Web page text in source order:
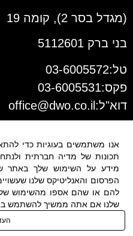
(מגדל בסר 2), קומה 19
בני ברק 5112601
טל:03-6005572
פקס:03-6005531
דוא"ל: office@dwo.co.il
תנאי שימוש
אנו משתמשים בעוגיות כדי
תכונות של מדיה חברתית
מידע על השימוש שלך באתר
הפרסום והאנליטיקס שלנו
להם או שהם אספו מהשימוש
שלנו אם אתה ממשיך להשתמש